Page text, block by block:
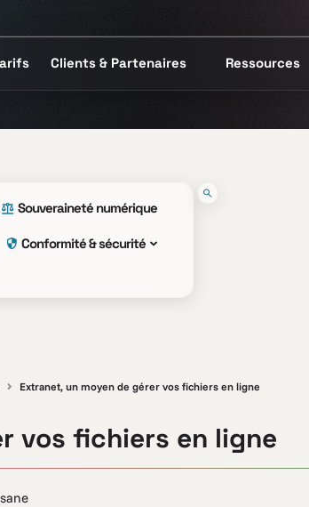
Clients & Partenaires Ressources
Souveraineté numérique
Conformité & sécurité
Extranet, un moyen de gérer vos fichiers en ligne
vos fichiers en ligne